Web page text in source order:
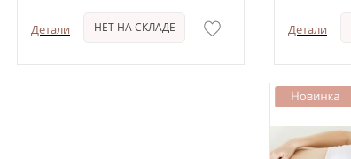
Детали НЕТ НА СКЛАДЕ Детали